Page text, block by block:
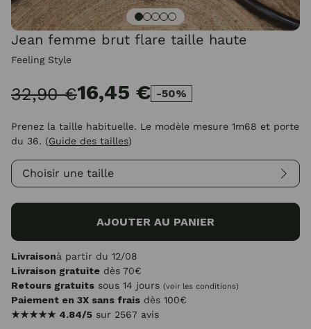
Jean femme brut flare taille haute
Feeling Style
32,90 €16,45 € -50%
Prenez la taille habituelle. Le modèle mesure 1m68 et porte
du 36. (Guide des tailles)
Choisir une taille
AJOUTER AU PANIER
Livraisonà partir du 12/08
Livraison gratuite dès 70€
Retours gratuits sous 14 jours (voir les conditions)
Paiement en 3X sans frais dès 100€
★★★★★ 4.84/5 sur 2567 avis